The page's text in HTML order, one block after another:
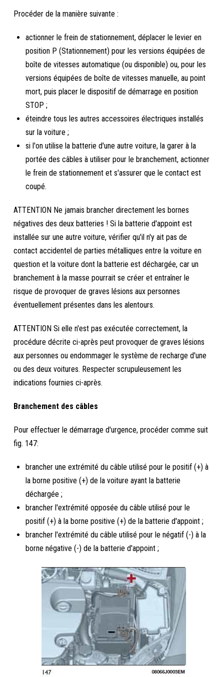
Procéder de la manière suivante :
actionner le frein de stationnement, déplacer le levier en
position P (Stationnement) pour les versions équipées de
boîte de vitesses automatique (ou disponible) ou, pour les
versions équipées de boîte de vitesses manuelle, au point
mort, puis placer le dispositif de démarrage en position
STOP ;
éteindre tous les autres accessoires électriques installés
sur la voiture ;
si l'on utilise la batterie d'une autre voiture, la garer à la
portée des câbles à utiliser pour le branchement, actionner
le frein de stationnement et s'assurer que le contact est
coupé.
ATTENTION Ne jamais brancher directement les bornes
négatives des deux batteries ! Si la batterie d'appoint est
installée sur une autre voiture, vérifier qu'il n'y ait pas de
contact accidentel de parties métalliques entre la voiture en
question et la voiture dont la batterie est déchargée, car un
branchement à la masse pourrait se créer et entraîner le
risque de provoquer de graves lésions aux personnes
éventuellement présentes dans les alentours.
ATTENTION Si elle n'est pas exécutée correctement, la
procédure décrite ci-après peut provoquer de graves lésions
aux personnes ou endommager le système de recharge d'une
ou des deux voitures. Respecter scrupuleusement les
indications fournies ci-après.
Branchement des câbles
Pour effectuer le démarrage d'urgence, procéder comme suit
fig. 147:
brancher une extrémité du câble utilisé pour le positif (+) à
la borne positive (+) de la voiture ayant la batterie
déchargée ;
brancher l'extrémité opposée du câble utilisé pour le
positif (+) à la borne positive (+) de la batterie d'appoint ;
brancher l'extrémité du câble utilisé pour le négatif (-) à la
borne négative (-) de la batterie d'appoint ;